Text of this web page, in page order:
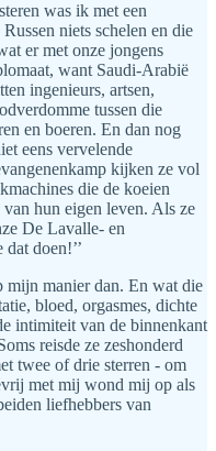
was ik met een
niets schelen en die
er met onze jongens
want Saudi-Arabië
ingenieurs, artsen,
tussen die
en boeren. En dan nog
eens vervelende
kijken ze vol
die de koeien
hun eigen leven. Als ze
De Lavalle- en
doen!’’
manier dan. En wat die
bloed, orgasmes, dichte
intimiteit van de binnenkant
reisde ze zeshonderd
twee of drie sterren - om
met mij wond mij op als
liefhebbers van